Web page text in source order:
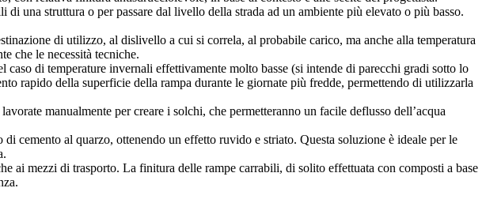
una struttura o per passare dal livello della strada ad un ambiente più elevato o più basso.
di utilizzo, al dislivello a cui si correla, al probabile carico, ma anche alla temperatura
che le necessità tecniche.
di temperature invernali effettivamente molto basse (si intende di parecchi gradi sotto lo
rapido della superficie della rampa durante le giornate più fredde, permettendo di utilizzarla
manualmente per creare i solchi, che permetteranno un facile deflusso dell’acqua
cemento al quarzo, ottenendo un effetto ruvido e striato. Questa soluzione è ideale per le
ai mezzi di trasporto. La finitura delle rampe carrabili, di solito effettuata con composti a base